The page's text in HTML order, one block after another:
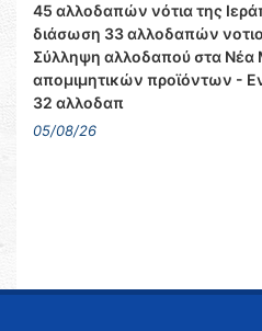
45 αλλοδαπών νότια της
διάσωση 33 αλλοδαπών
Σύλληψη αλλοδαπού στα Νέα
απομιμητικών προϊόντων -
32 αλλοδαπ
05/08/26